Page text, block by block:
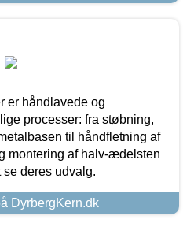
er håndlavede og
processer: fra støbning,
til håndfletning af
montering af halv-ædelsten
se deres udvalg.
DyrbergKern.dk